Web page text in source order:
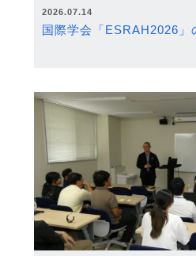
2026.07.14
国際学会「ESRAH2026」